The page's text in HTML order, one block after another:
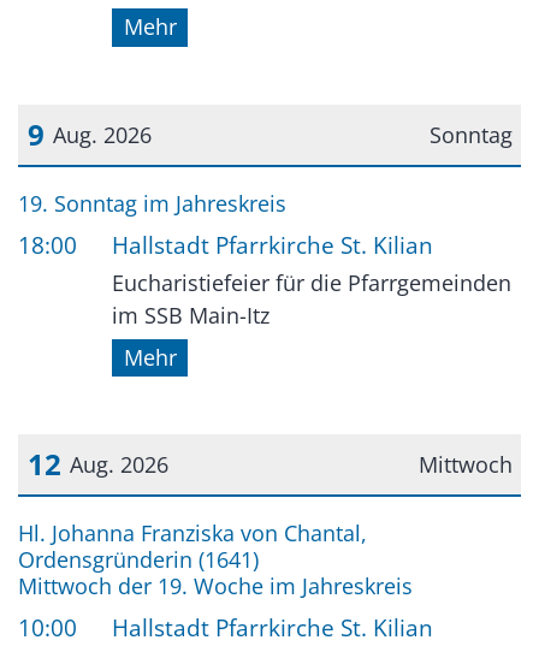
Mehr
Sonntag
9 Aug. 2026
Datum: 9. August 2026
19. Sonntag im Jahreskreis
18:00 Hallstadt Pfarrkirche St. Kilian
Eucharistiefeier für die Pfarrgemeinden
im SSB Main-Itz
Mehr
Mittwoch
12 Aug. 2026
Datum: 12. August 2026
Hl. Johanna Franziska von Chantal,
Ordensgründerin (1641)
Mittwoch der 19. Woche im Jahreskreis
10:00 Hallstadt Pfarrkirche St. Kilian